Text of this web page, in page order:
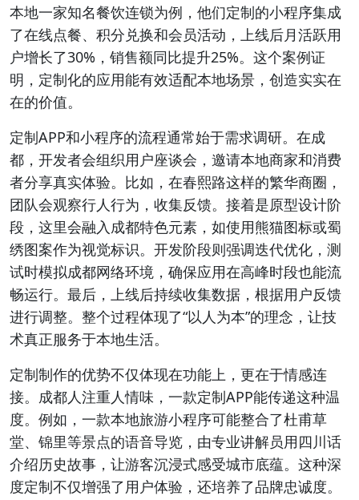
本地一家知名餐饮连锁为例，他们定制的小程序集成
了在线点餐、积分兑换和会员活动，上线后月活跃用
户增长了30%，销售额同比提升25%。这个案例证
明，定制化的应用能有效适配本地场景，创造实实在
在的价值。
定制APP和小程序的流程通常始于需求调研。在成
都，开发者会组织用户座谈会，邀请本地商家和消费
者分享真实体验。比如，在春熙路这样的繁华商圈，
团队会观察行人行为，收集反馈。接着是原型设计阶
段，这里会融入成都特色元素，如使用熊猫图标或蜀
绣图案作为视觉标识。开发阶段则强调迭代优化，测
试时模拟成都网络环境，确保应用在高峰时段也能流
畅运行。最后，上线后持续收集数据，根据用户反馈
进行调整。整个过程体现了“以人为本”的理念，让技
术真正服务于本地生活。
定制制作的优势不仅体现在功能上，更在于情感连
接。成都人注重人情味，一款定制APP能传递这种温
度。例如，一款本地旅游小程序可能整合了杜甫草
堂、锦里等景点的语音导览，由专业讲解员用四川话
介绍历史故事，让游客沉浸式感受城市底蕴。这种深
度定制不仅增强了用户体验，还培养了品牌忠诚度。